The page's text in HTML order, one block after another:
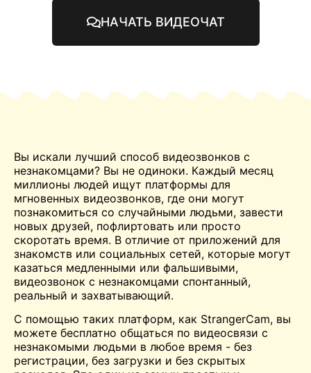
НАЧАТЬ ВИДЕОЧАТ
Вы искали лучший способ видеозвонков с
незнакомцами? Вы не одиноки. Каждый месяц
миллионы людей ищут платформы для
мгновенных видеозвонков, где они могут
познакомиться со случайными людьми, завести
новых друзей, пофлиртовать или просто
скоротать время. В отличие от приложений для
знакомств или социальных сетей, которые могут
казаться медленными или фальшивыми,
видеозвонок с незнакомцами спонтанный,
реальный и захватывающий.
С помощью таких платформ, как StrangerCam, вы
можете бесплатно общаться по видеосвязи с
незнакомыми людьми в любое время - без
регистрации, без загрузки и без скрытых